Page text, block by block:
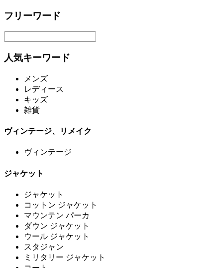
フリーワード
人気キーワード
メンズ
レディース
キッズ
雑貨
ヴィンテージ、リメイク
ヴィンテージ
ジャケット
ジャケット
コットン ジャケット
マウンテン パーカ
ダウン ジャケット
ウール ジャケット
スタジャン
ミリタリー ジャケット